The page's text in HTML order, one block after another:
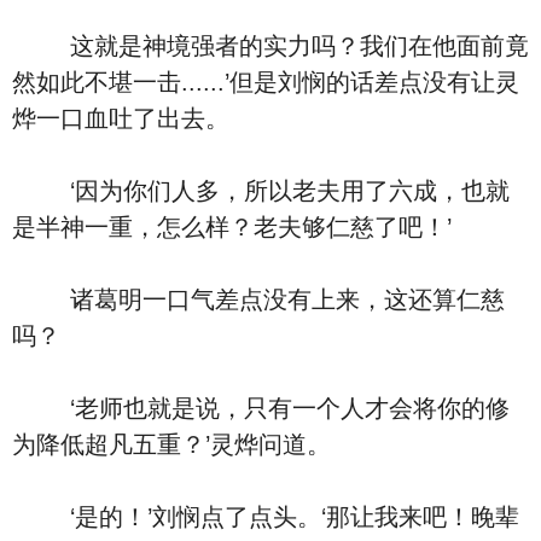
这就是神境强者的实力吗？我们在他面前竟
然如此不堪一击......’但是刘悯的话差点没有让灵
烨一口血吐了出去。
‘因为你们人多，所以老夫用了六成，也就
是半神一重，怎么样？老夫够仁慈了吧！’
诸葛明一口气差点没有上来，这还算仁慈
吗？
‘老师也就是说，只有一个人才会将你的修
为降低超凡五重？’灵烨问道。
‘是的！’刘悯点了点头。‘那让我来吧！晚辈